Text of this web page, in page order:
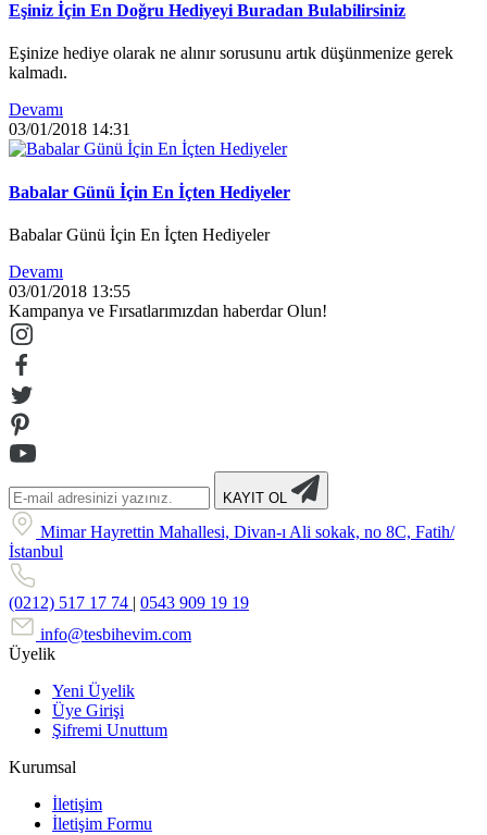
Eşiniz İçin En Doğru Hediyeyi Buradan Bulabilirsiniz
Eşinize hediye olarak ne alınır sorusunu artık düşünmenize gerek
kalmadı.
Devamı
03/01/2018 14:31
Babalar Günü İçin En İçten Hediyeler
Babalar Günü İçin En İçten Hediyeler
Devamı
03/01/2018 13:55
Kampanya ve Fırsatlarımızdan haberdar Olun!
KAYIT OL
Mimar Hayrettin Mahallesi, Divan-ı Ali sokak, no 8C, Fatih/
İstanbul
(0212) 517 17 74 | 0543 909 19 19
info@tesbihevim.com
Üyelik
Yeni Üyelik
Üye Girişi
Şifremi Unuttum
Kurumsal
İletişim
İletişim Formu